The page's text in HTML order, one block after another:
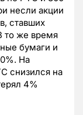
несли акции
ставших
то же время
бумаги и
На
снизился на
4%